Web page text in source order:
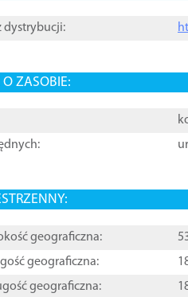
dystrybucji:
O ZASOBIE:
geograficzna:
geograficzna:
geograficzna: